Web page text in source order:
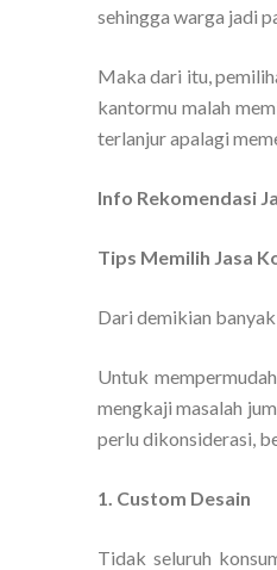
sehingga warga jadi
Maka dari itu,
kantormu malah
terlanjur apalagi
Info Rekomendasi
Tips Memilih Jasa
Dari demikian
Untuk
mengkaji masalah
perlu dikonsiderasi,
1. Custom Desain
Tidak seluruh